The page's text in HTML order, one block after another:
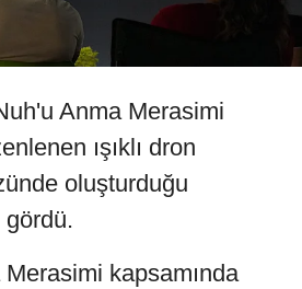
Anma Merasimi
ışıklı dron
oluşturduğu
kapsamında